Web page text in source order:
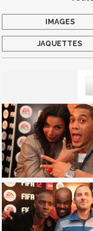
IMAGES
JAQUETTES